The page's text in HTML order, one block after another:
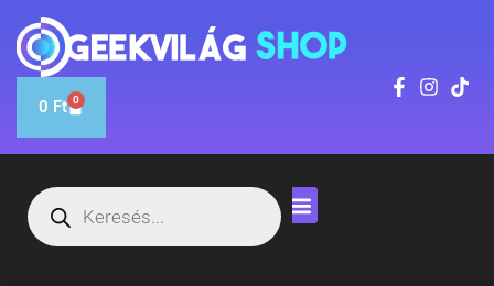
0 Ft 0